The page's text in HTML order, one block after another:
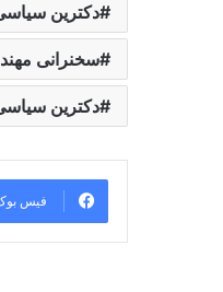
دکترین
سخنرانی
دکترین
فیس